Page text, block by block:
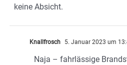
keine Absicht.
Knallfrosch 5. Januar 2023 um
Naja – fahrlässige